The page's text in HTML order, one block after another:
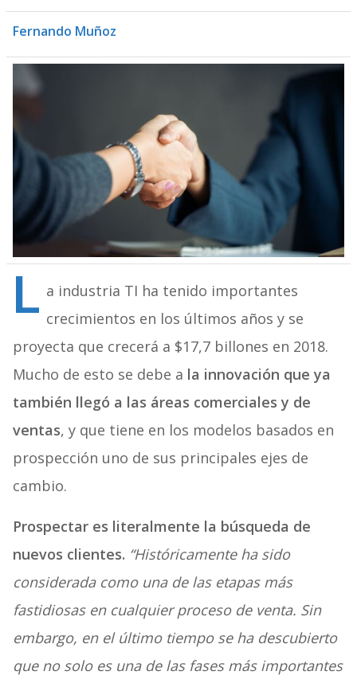
Fernando Muñoz
L a industria TI ha tenido importantes
crecimientos en los últimos años y se
proyecta que crecerá a $17,7 billones en 2018.
Mucho de esto se debe a la innovación que ya
también llegó a las áreas comerciales y de
ventas, y que tiene en los modelos basados en
prospección uno de sus principales ejes de
cambio.
Prospectar es literalmente la búsqueda de
nuevos clientes. “Históricamente ha sido
considerada como una de las etapas más
fastidiosas en cualquier proceso de venta. Sin
embargo, en el último tiempo se ha descubierto
que no solo es una de las fases más importantes